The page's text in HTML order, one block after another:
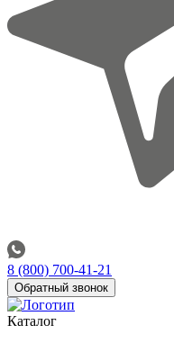
8 (800) 700-41-21
Обратный звонок
Каталог